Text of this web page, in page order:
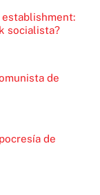
establishment:
socialista?
de
de